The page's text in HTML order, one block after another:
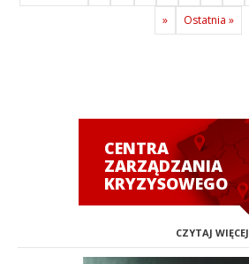
»
Ostatnia »
CENTRA
ZARZĄDZANIA
KRYZYSOWEGO
CZYTAJ WIĘCEJ